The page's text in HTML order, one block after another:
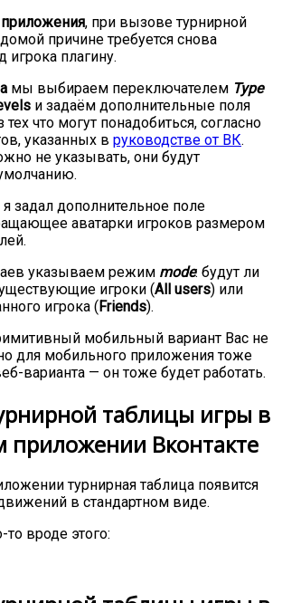
, при вызове турнирной
причине требуется снова
игрока плагину.
мы выбираем переключателем Type
и задаём дополнительные поля
тех что могут понадобиться, согласно
указанных в руководстве от ВК.
не указывать, они будут
задал дополнительное поле
аватарки игроков размером
указываем режим mode: будут ли
игроки (All users) или
игрока (Friends).
мобильный вариант Вас не
для мобильного приложения тоже
варианта — он тоже будет работать.
таблицы игры в
Вконтакте
турнирная таблица появится
в стандартном виде.
то вроде этого: